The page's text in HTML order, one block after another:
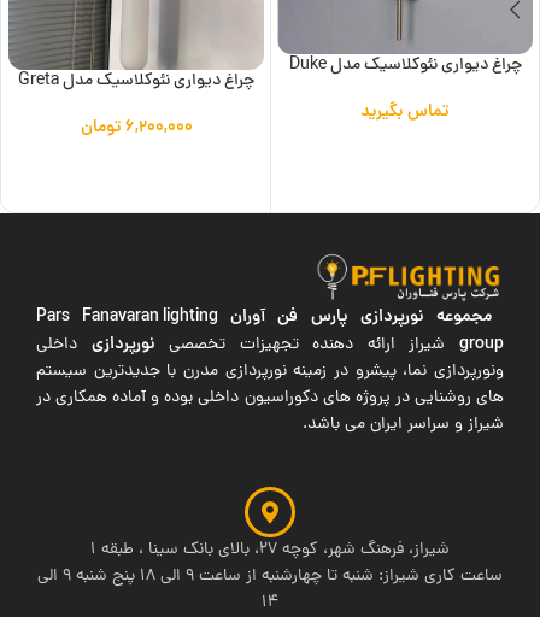
چراغ دیواری نئوکلاسیک مدل Duke
تماس بگیرید
چراغ دیواری نئوکلاسیک مدل Greta
۶,۲۰۰,۰۰۰تومان
مجموعه نورپردازی پارس فن آوران Pars Fanavaran lighting
groupشیراز ارائه دهنده تجهیزات تخصصی نورپردازی داخلی
ونورپردازی نما، پیشرو در زمینه نورپردازی مدرن با جدیدترین سیستم
های روشنایی در پروژه های دکوراسیون داخلی بوده و آماده همکاری در
شیراز و سراسر ایران می باشد.
شیراز، فرهنگ شهر، کوچه 27، بالای بانک سینا ، طبقه 1
ساعت کاری شیراز: شنبه تا چهارشنبه از ساعت 9 الی 18 پنج شنبه 9 الی
14